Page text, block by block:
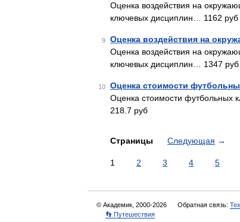
Оценка воздействия на
ключевых дисциплин… 1162 руб
9 Оценка воздействия на
Оценка воздействия на
ключевых дисциплин… 1347 руб
10 Оценка стоимости
Оценка стоимости футбольных
218.7 руб
Страницы Следующая →
1 2 3 4 5
© Академик, 2000-2026 Обратная связь:
👣 Путешествия